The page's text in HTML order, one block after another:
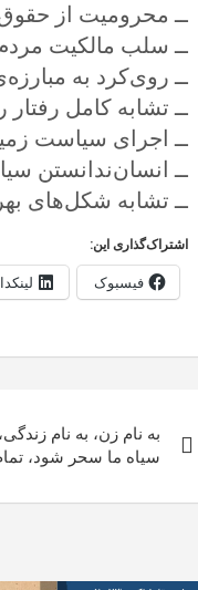
ــ محرومیت از
ــ سلب مالکیت
ــ روی‌کرد به
ــ تشابه کامل
ــ اجرای سیاست
ــ انسان‌ندانستن
ــ تشابه شکل‌های
اشتراک‌گذاری این:
فیسبوک
نوشته
به نام زن، به نام
سیاه ما سحر شود، تمام